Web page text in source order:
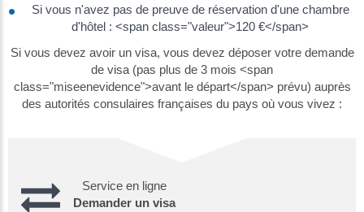
Si vous n'avez pas de preuve de réservation d'une chambre
d'hôtel : <span class="valeur">120 €</span>
Si vous devez avoir un visa, vous devez déposer votre demande
de visa (pas plus de 3 mois <span
class="miseenevidence">avant le départ</span> prévu) auprès
des autorités consulaires françaises du pays où vous vivez :
Service en ligne
Demander un visa